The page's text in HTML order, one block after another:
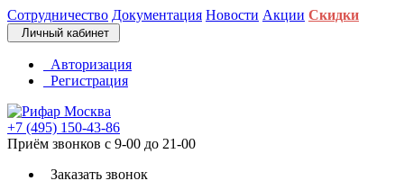
Сотрудничество Документация Новости Акции Скидки
Личный кабинет
Авторизация
Регистрация
+7 (495) 150-43-86
Приём звонков с 9-00 до 21-00
Заказать звонок